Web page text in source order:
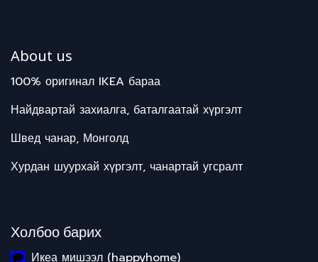
About us
100% оригинал IKEA бараа
Найдвартай захиалга, баталгаатай хүргэлт
Швед чанар, Монголд
Хурдан шуурхай хүргэлт, чанартай угсралт
Холбоо барих
Икеа мишээл (happyhome)